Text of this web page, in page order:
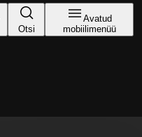
Otsi
Avatud
mobiilimenüü